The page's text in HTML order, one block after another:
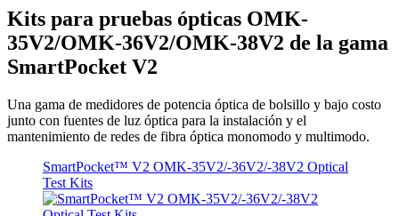
Kits para pruebas ópticas OMK-
35V2/OMK-36V2/OMK-38V2 de la gama
SmartPocket V2
Una gama de medidores de potencia óptica de bolsillo y bajo costo
junto con fuentes de luz óptica para la instalación y el
mantenimiento de redes de fibra óptica monomodo y multimodo.
SmartPocket™ V2 OMK-35V2/-36V2/-38V2 Optical
Test Kits